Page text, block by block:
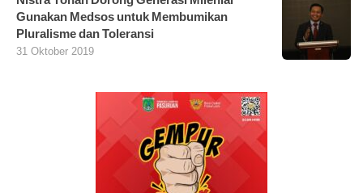
Gunakan Medsos untuk Membumikan
Pluralisme dan Toleransi
31 Oktober 2019